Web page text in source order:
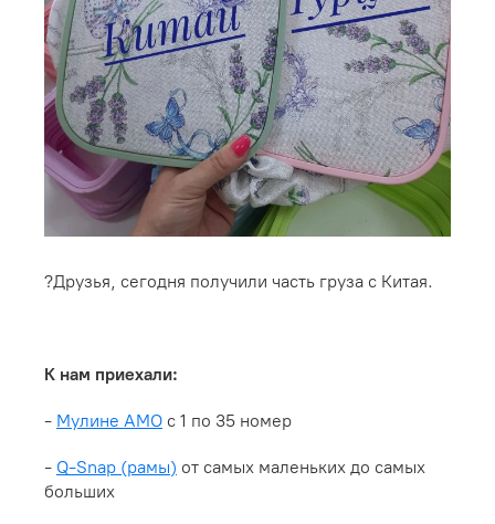
?Друзья, сегодня получили часть груза с Китая.
К нам приехали:
- Мулине АМО с 1 по 35 номер
- Q-Snap (рамы) от самых маленьких до самых
больших